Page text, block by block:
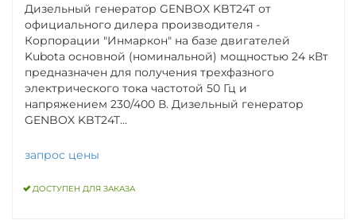
Дизельный генератор GENBOX KBT24T от
официального дилера производителя -
Корпорации "Инмаркон" на базе двигателей
Kubota основной (номинальной) мощностью 24 кВт
предназначен для получения трехфазного
электрического тока частотой 50 Гц и
напряжением 230/400 В. Дизельный генератор
GENBOX KBT24T...
запрос цены
ДОСТУПЕН ДЛЯ ЗАКАЗА